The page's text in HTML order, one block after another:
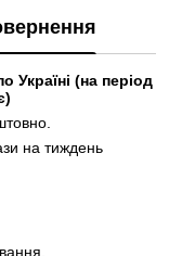
Україні (на період
на тиждень